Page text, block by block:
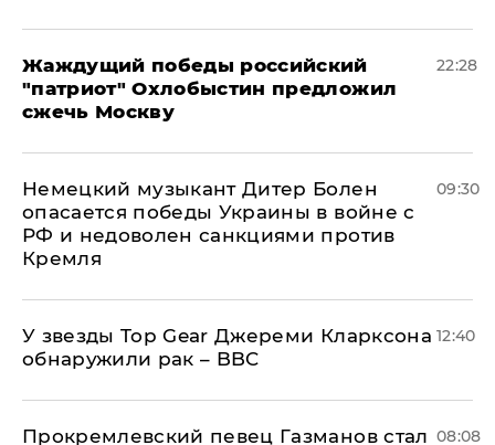
Жаждущий победы российский
"патриот" Охлобыстин предложил
сжечь Москву
22:28
Немецкий музыкант Дитер Болен
опасается победы Украины в войне с
РФ и недоволен санкциями против
Кремля
09:30
У звезды Top Gear Джереми Кларксона
обнаружили рак – BBC
12:40
Прокремлевский певец Газманов стал 08:08